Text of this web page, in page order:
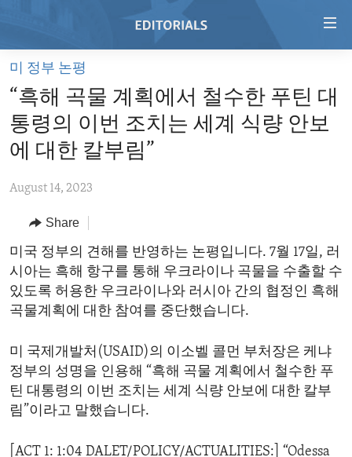
Skip
main
content
Skip
main
Navigation
Search
HOME
VIDEO
RADIO
AFRICA
AMERICAS
ASIA
EUROPE
MIDDLE EAST
TOPICS
HUMAN RIGHTS
SECURITY AND DEFENSE
AID AND DEVELOPMENT
DEMOCRACY AND GOVERNANCE
ENVIRONMENT AND HEALTH
IDEALS AND INSTITUTIONS
ARCHIVE
ABOUT US
FOLLOW US
미 정부 논평
“흑해 곡물 계획에서 철수한 푸틴 대
통령의 이번 조치는 세계 식량 안보
에 대한 칼부림”
August 14, 2023
Share
미국 정부의 견해를 반영하는 논평입니다. 7월 17일, 러
시아는 흑해 항구를 통해 우크라이나 곡물을 수출할 수
있도록 허용한 우크라이나와 러시아 간의 협정인 흑해
곡물계획에 대한 참여를 중단했습니다.
미 국제개발처(USAID)의 이소벨 콜먼 부처장은 케냐
정부의 성명을 인용해 “흑해 곡물 계획에서 철수한 푸
틴 대통령의 이번 조치는 세계 식량 안보에 대한 칼부
림”이라고 말했습니다.
[ACT 1: 1:04 DALET/POLICY/ACTUALITIES:] “Odessa